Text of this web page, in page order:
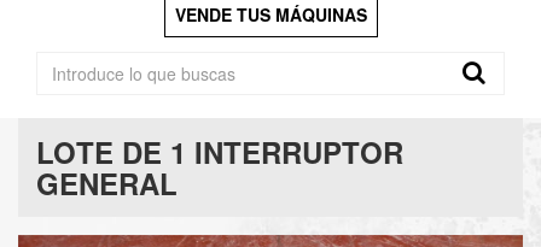
VENDE TUS MÁQUINAS
LOTE DE 1 INTERRUPTOR
GENERAL